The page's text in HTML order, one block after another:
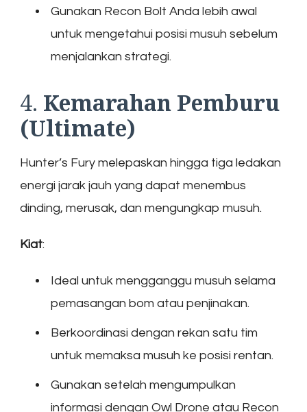
Gunakan Recon Bolt Anda lebih awal
untuk mengetahui posisi musuh sebelum
menjalankan strategi.
4. Kemarahan Pemburu
(Ultimate)
Hunter’s Fury melepaskan hingga tiga ledakan
energi jarak jauh yang dapat menembus
dinding, merusak, dan mengungkap musuh.
Kiat:
Ideal untuk mengganggu musuh selama
pemasangan bom atau penjinakan.
Berkoordinasi dengan rekan satu tim
untuk memaksa musuh ke posisi rentan.
Gunakan setelah mengumpulkan
informasi dengan Owl Drone atau Recon